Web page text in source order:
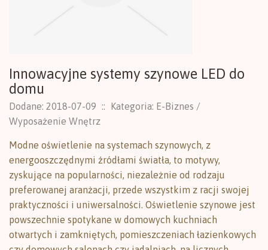
Innowacyjne systemy szynowe LED do
domu
Dodane: 2018-07-09 ::
Kategoria: E-Biznes /
Wyposażenie Wnętrz
Modne oświetlenie na systemach szynowych, z
energooszczędnymi źródłami światła, to motywy,
zyskujące na popularności, niezależnie od rodzaju
preferowanej aranżacji, przede wszystkim z racji swojej
praktyczności i uniwersalności. Oświetlenie szynowe jest
powszechnie spotykane w domowych kuchniach
otwartych i zamkniętych, pomieszczeniach łazienkowych